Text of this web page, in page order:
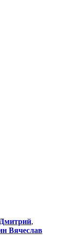
,
Вячеслав